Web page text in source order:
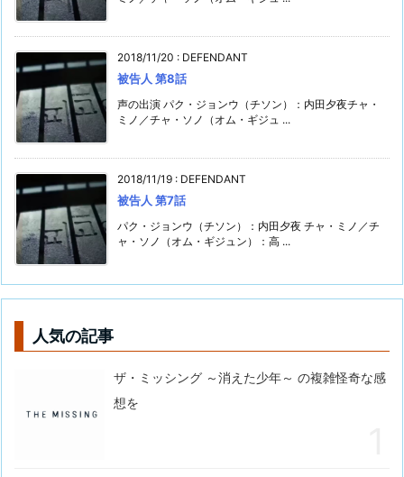
2018/11/20 : DEFENDANT
被告人 第8話
声の出演 パク・ジョンウ（チソン）：内田夕夜チャ・
ミノ／チャ・ソノ（オム・ギジュ ...
2018/11/19 : DEFENDANT
被告人 第7話
パク・ジョンウ（チソン）：内田夕夜 チャ・ミノ／チ
ャ・ソノ（オム・ギジュン）：高 ...
人気の記事
ザ・ミッシング ～消えた少年～ の複雑怪奇な感
想を